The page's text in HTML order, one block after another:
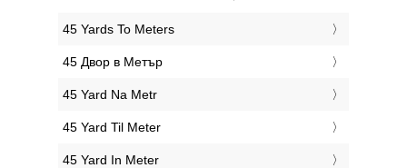
‎45 Yards To Meters
‎45 Двор в Метър
‎45 Yard Na Metr
‎45 Yard Til Meter
‎45 Yard In Meter